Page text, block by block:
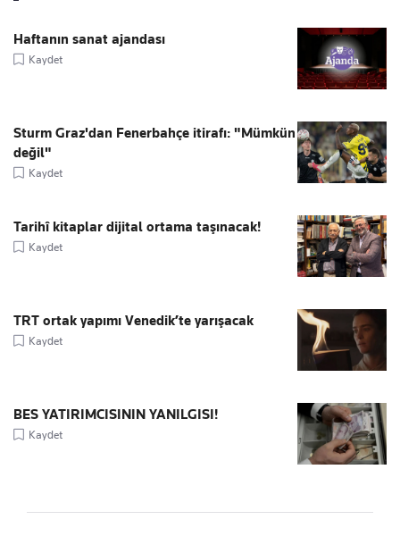
Haftanın sanat ajandası
Kaydet
Sturm Graz'dan Fenerbahçe itirafı: "Mümkün
değil"
Kaydet
Tarihî kitaplar dijital ortama taşınacak!
Kaydet
TRT ortak yapımı Venedik’te yarışacak
Kaydet
BES YATIRIMCISININ YANILGISI!
Kaydet